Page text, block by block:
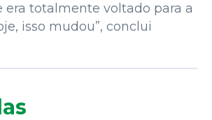
era totalmente voltado para a
isso mudou”, conclui